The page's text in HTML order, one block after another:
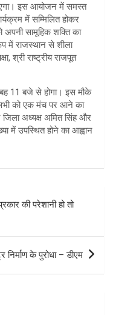
इस आयोजन में समस्त
में सम्मिलित होकर
सामूहिक शक्ति का
में राजस्थान से शीला
श्री राष्ट्रीय राजपूत
11 बजे से होगा। इस मौके
को एक मंच पर आने का
अध्यक्ष अमित सिंह और
में उपस्थित होने का आह्वान
की परेशानी हो तो
निर्माण के पुरोधा – डीएम